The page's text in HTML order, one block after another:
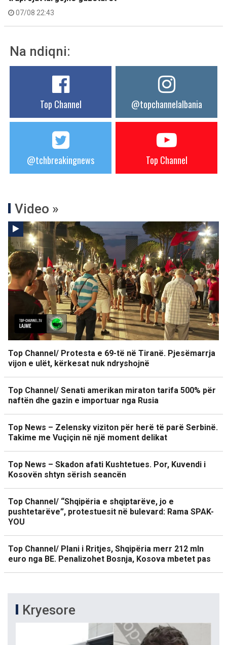
07/08 22:43
Na ndiqni:
Top Channel @topchannelalbania
@tchbreakingnews Top Channel
Video »
Top Channel/ Protesta e 69-të në Tiranë. Pjesëmarrja
vijon e ulët, kërkesat nuk ndryshojnë
Top Channel/ Senati amerikan miraton tarifa 500% për
naftën dhe gazin e importuar nga Rusia
Top News – Zelensky viziton për herë të parë Serbinë.
Takime me Vuçiçin në një moment delikat
Top News – Skadon afati Kushtetues. Por, Kuvendi i
Kosovën shtyn sërish seancën
Top Channel/ “Shqipëria e shqiptarëve, jo e
pushtetarëve”, protestuesit në bulevard: Rama SPAK-
YOU
Top Channel/ Plani i Rritjes, Shqipëria merr 212 mln
euro nga BE. Penalizohet Bosnja, Kosova mbetet pas
Kryesore